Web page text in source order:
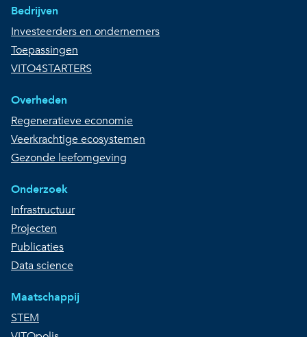
Bedrijven
Investeerders en ondernemers
Toepassingen
VITO4STARTERS
Overheden
Regeneratieve economie
Veerkrachtige ecosystemen
Gezonde leefomgeving
Onderzoek
Infrastructuur
Projecten
Publicaties
Data science
Maatschappij
STEM